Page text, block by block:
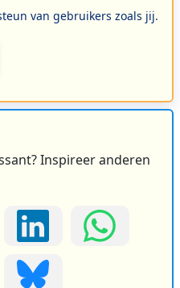
van gebruikers zoals jij.
Inspireer anderen